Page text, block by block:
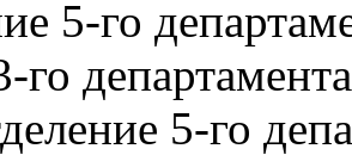
5-го
го
5-го